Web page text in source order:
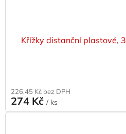
Křížky distanční plastové,
226,45 Kč bez DPH
274 Kč / ks